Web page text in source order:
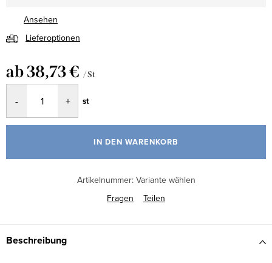
Ansehen
Lieferoptionen
ab38,73 € / St
st
IN DEN WARENKORB
Artikelnummer: Variante wählen
Fragen
Teilen
Beschreibung